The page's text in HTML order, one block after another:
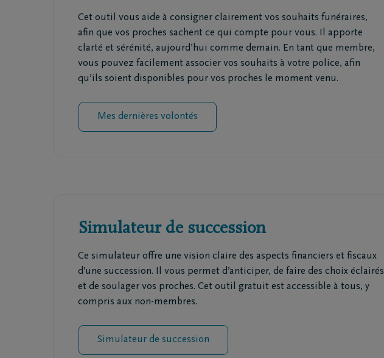
Cet outil vous aide à consigner clairement vos souhaits funéraires,
afin que vos proches sachent ce qui compte pour vous. Il apporte
clarté et sérénité, aujourd’hui comme demain. En tant que membre,
vous pouvez facilement associer vos souhaits à votre police, afin
qu’ils soient disponibles pour vos proches le moment venu.
Mes dernières volontés
Simulateur de succession
Ce simulateur offre une vision claire des aspects financiers et fiscaux
d’une succession. Il vous permet d’anticiper, de faire des choix éclairés
et de soulager vos proches. Cet outil gratuit est accessible à tous, y
compris aux non-membres.
Simulateur de succession